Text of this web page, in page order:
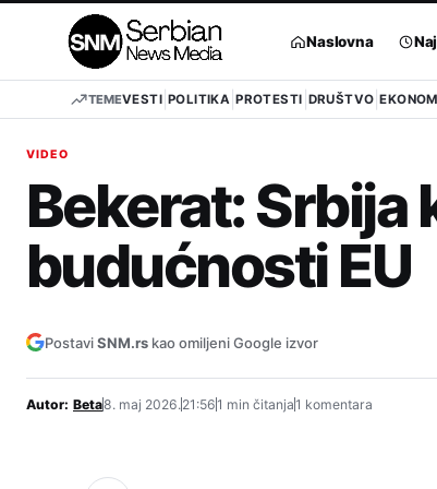
Naslovna
TEMEVESTI POLITIKA PROTESTI DRUŠTVO
VIDEO
Bekerat:
budućnosti EU
PostaviSNM.rs kao omiljeni Google izvor
Autor: Beta8. maj 2026.21:561 min čitanja1 komentara